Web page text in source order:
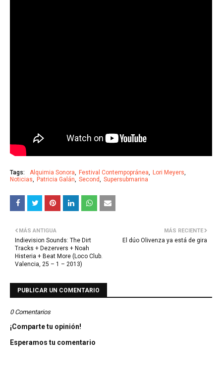
Tags: Alquimia Sonora Festival Contempopránea
Lori Meyers
Noticias
Patricia Galán Second Supersubmarina
MÁS RECIENTE
El dúo Olivenza ya está de gira
MÁS ANTIGUA
Indievision Sounds: The Dirt
Tracks + Dezervers + Noah
Histeria + Beat More (Loco Club.
Valencia, 25 – 1 – 2013)
PUBLICAR UN COMENTARIO
0 Comentarios
¡Comparte tu opinión!
Esperamos tu comentario